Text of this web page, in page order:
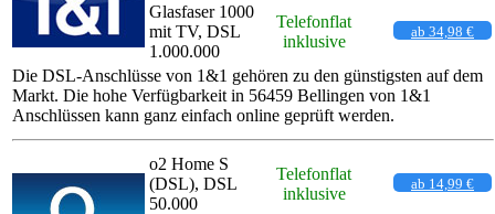
Glasfaser 1000
mit TV, DSL
1.000.000
Telefonflat
inklusive
ab 34,98 €
Die DSL-Anschlüsse von 1&1 gehören zu den günstigsten auf dem
Markt. Die hohe Verfügbarkeit in 56459 Bellingen von 1&1
Anschlüssen kann ganz einfach online geprüft werden.
o2 Home S
(DSL), DSL
50.000
Telefonflat
inklusive
ab 14,99 €